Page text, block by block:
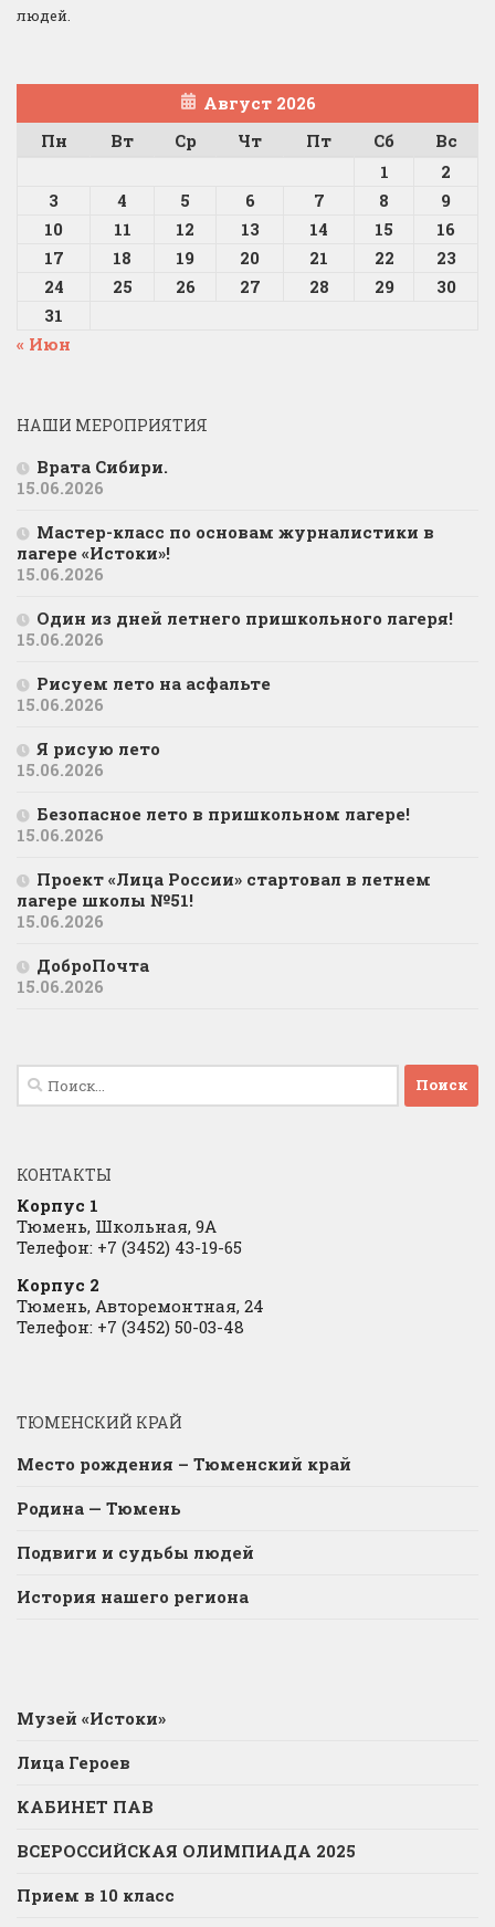
людей.
Август 2026
Пн
Вт Ср Чт Пт Сб
Вс
1
2
3
4 5 6 7 8
9
10
11 12 13 14 15
16
17
18 19 20 21 22
23
24
25 26 27 28 29
30
31
« Июн
НАШИ МЕРОПРИЯТИЯ
Врата Сибири.
15.06.2026
Мастер-класс по основам журналистики в
лагере «Истоки»!
15.06.2026
Один из дней летнего пришкольного лагеря!
15.06.2026
Рисуем лето на асфальте
15.06.2026
Я рисую лето
15.06.2026
Безопасное лето в пришкольном лагере!
15.06.2026
Проект «Лица России» стартовал в летнем
лагере школы №51!
15.06.2026
ДоброПочта
15.06.2026
Найти:
КОНТАКТЫ
Корпус 1
Тюмень, Школьная, 9А
Телефон: +7 (3452) 43-19-65
Корпус 2
Тюмень, Авторемонтная, 24
Телефон: +7 (3452) 50-03-48
ТЮМЕНСКИЙ КРАЙ
Место рождения – Тюменский край
Родина — Тюмень
Подвиги и судьбы людей
История нашего региона
Музей «Истоки»
Лица Героев
КАБИНЕТ ПАВ
ВСЕРОССИЙСКАЯ ОЛИМПИАДА 2025
Прием в 10 класс